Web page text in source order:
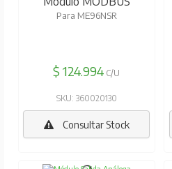
Para ME96NSR
$ 124.994 C/U
SKU: 360020130
Consultar Stock